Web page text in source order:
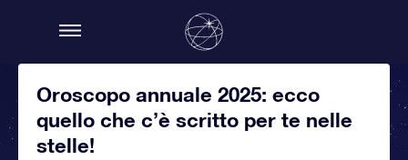
Oroscopo annuale 2025: ecco
quello che c’è scritto per te nelle
stelle!